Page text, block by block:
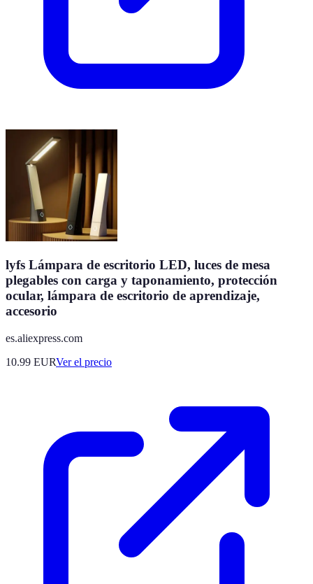
lyfs Lámpara de escritorio LED, luces de mesa
plegables con carga y taponamiento, protección
ocular, lámpara de escritorio de aprendizaje,
accesorio
es.aliexpress.com
10.99 EURVer el precio